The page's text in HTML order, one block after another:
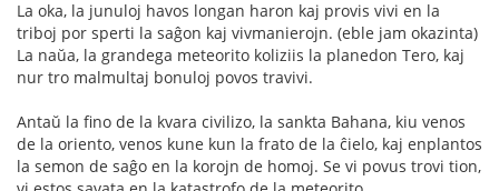
La oka, la junuloj havos longan haron kaj provis vivi en la
triboj por sperti la saĝon kaj vivmanierojn. (eble jam okazinta)
La naŭa, la grandega meteorito koliziis la planedon Tero, kaj
nur tro malmultaj bonuloj povos travivi.
Antaŭ la fino de la kvara civilizo, la sankta Bahana, kiu venos
de la oriento, venos kune kun la frato de la ĉielo, kaj enplantos
la semon de saĝo en la korojn de homoj. Se vi povus trovi tion,